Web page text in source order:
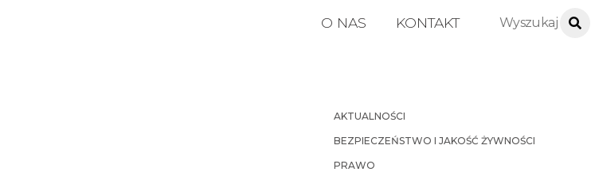
O NAS KONTAKT
AKTUALNOŚCI
BEZPIECZEŃSTWO I JAKOŚĆ ŻYWNOŚCI
PRAWO